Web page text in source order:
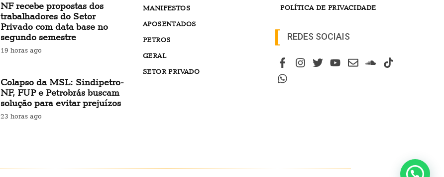
NF recebe propostas dos
trabalhadores do Setor
Privado com data base no
segundo semestre
19 horas ago
Colapso da MSL: Sindipetro-
NF, FUP e Petrobrás buscam
solução para evitar prejuízos
23 horas ago
MANIFESTOS
APOSENTADOS
PETROS
GERAL
SETOR PRIVADO
POLÍTICA DE PRIVACIDADE
REDES SOCIAIS